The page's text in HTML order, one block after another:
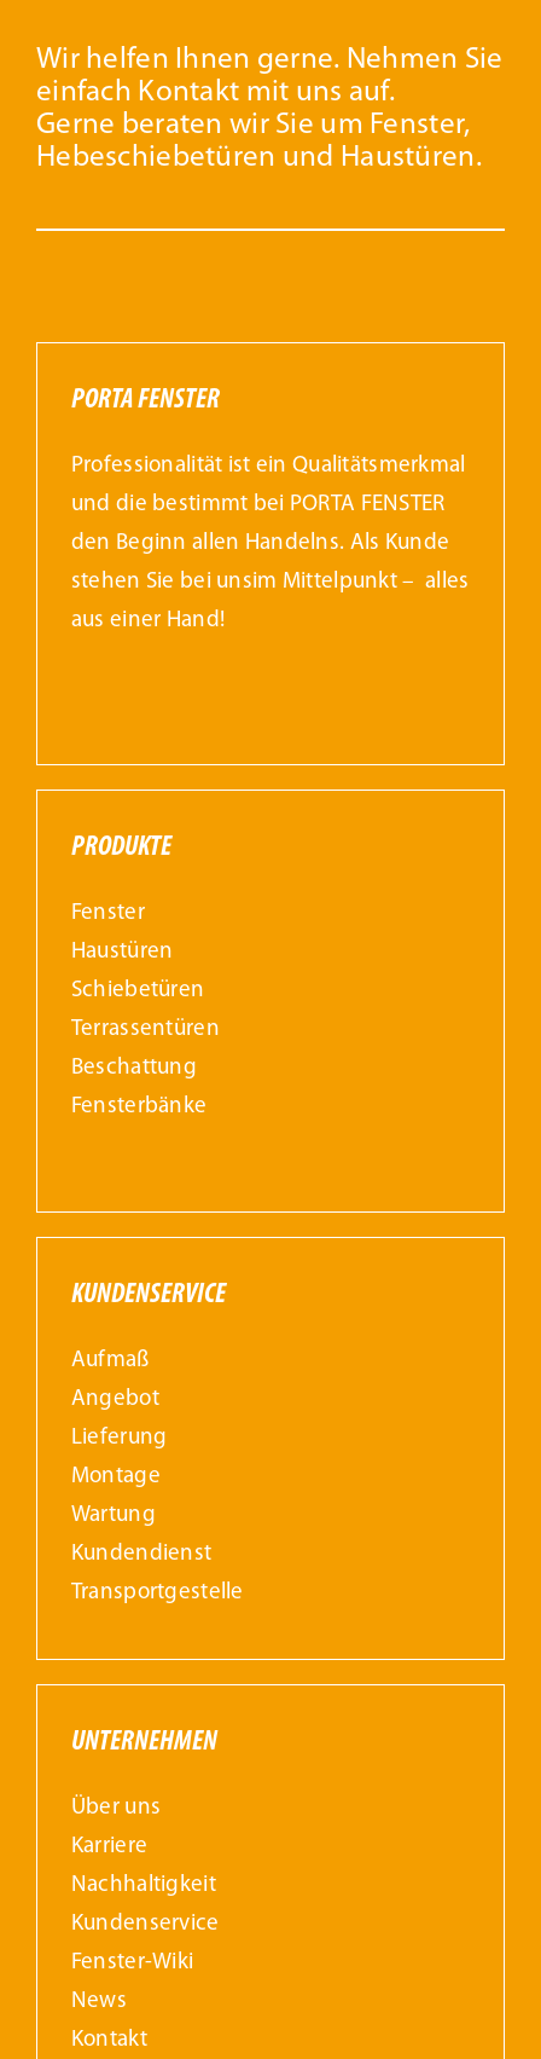
Wir helfen Ihnen gerne. Nehmen Sie
einfach Kontakt mit uns auf.
Gerne beraten wir Sie um Fenster,
Hebeschiebetüren und Haustüren.
PORTA FENSTER
Professionalität ist ein Qualitätsmerkmal
und die bestimmt bei PORTA FENSTER
den Beginn allen Handelns. Als Kunde
stehen Sie bei unsim Mittelpunkt – alles
aus einer Hand!
PRODUKTE
Fenster
Haustüren
Schiebetüren
Terrassentüren
Beschattung
Fensterbänke
KUNDENSERVICE
Aufmaß
Angebot
Lieferung
Montage
Wartung
Kundendienst
Transportgestelle
UNTERNEHMEN
Über uns
Karriere
Nachhaltigkeit
Kundenservice
Fenster-Wiki
News
Kontakt